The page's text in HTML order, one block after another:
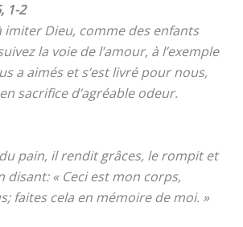
1-2
imiter Dieu, comme des enfants
la voie de l’amour, à l’exemple
a aimés et s’est livré pour nous,
sacrifice d’agréable odeur.
pain, il rendit grâces, le rompit et
disant: « Ceci est mon corps,
faites cela en mémoire de moi. »